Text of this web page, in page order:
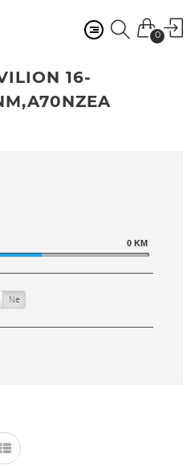
0
16-
0 KM
Ne